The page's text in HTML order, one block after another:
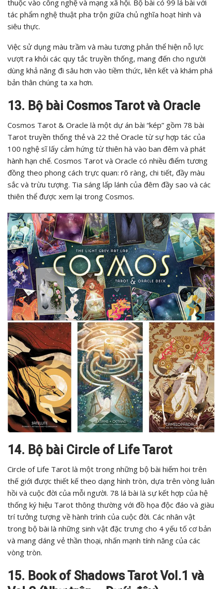
thuộc vào công nghệ và mạng xã hội. Bộ bài có 99 lá bài với
tác phẩm nghệ thuật pha trộn giữa chủ nghĩa hoạt hình và
siêu thực.
Việc sử dụng màu trầm và màu tương phản thể hiện nỗ lực
vượt ra khỏi các quy tắc truyền thống, mang đến cho người
dùng khả năng đi sâu hơn vào tiềm thức, liên kết và khám phá
bản thân chúng ta xa hơn.
13. Bộ bài Cosmos Tarot và Oracle
Cosmos Tarot & Oracle là một dự án bài “kép” gồm 78 bài
Tarot truyền thống thẻ và 22 thẻ Oracle từ sự hợp tác của
100 nghệ sĩ lấy cảm hứng từ thiên hà vào ban đêm và phát
hành hạn chế. Cosmos Tarot và Oracle có nhiều điểm tương
đồng theo phong cách trực quan: rõ ràng, chi tiết, đầy màu
sắc và trừu tượng. Tia sáng lấp lánh của đêm đầy sao và các
thiên thể được xem lại trong Cosmos.
14. Bộ bài Circle of Life Tarot
Circle of Life Tarot là một trong những bộ bài hiếm hoi trên
thế giới được thiết kế theo dạng hình tròn, dựa trên vòng luân
hồi và cuộc đời của mỗi người. 78 lá bài là sự kết hợp của hệ
thống ký hiệu Tarot thông thường với đồ họa độc đáo và giàu
trí tưởng tượng về hành trình của cuộc đời. Các nhân vật
trong bộ bài là những sinh vật đặc trưng cho 4 yếu tố cơ bản
và mang dáng vẻ thần thoại, nhấn mạnh tính năng của các
vòng tròn.
15. Book of Shadows Tarot Vol.1 và